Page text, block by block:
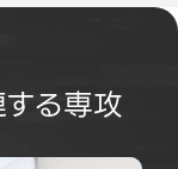
る専攻